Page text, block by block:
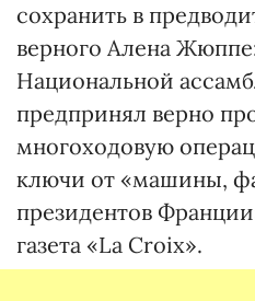
сохранить в
верного Алена
Национальной
предпринял верно
многоходовую
ключи от «машины,
президентов
газета «La Croix».